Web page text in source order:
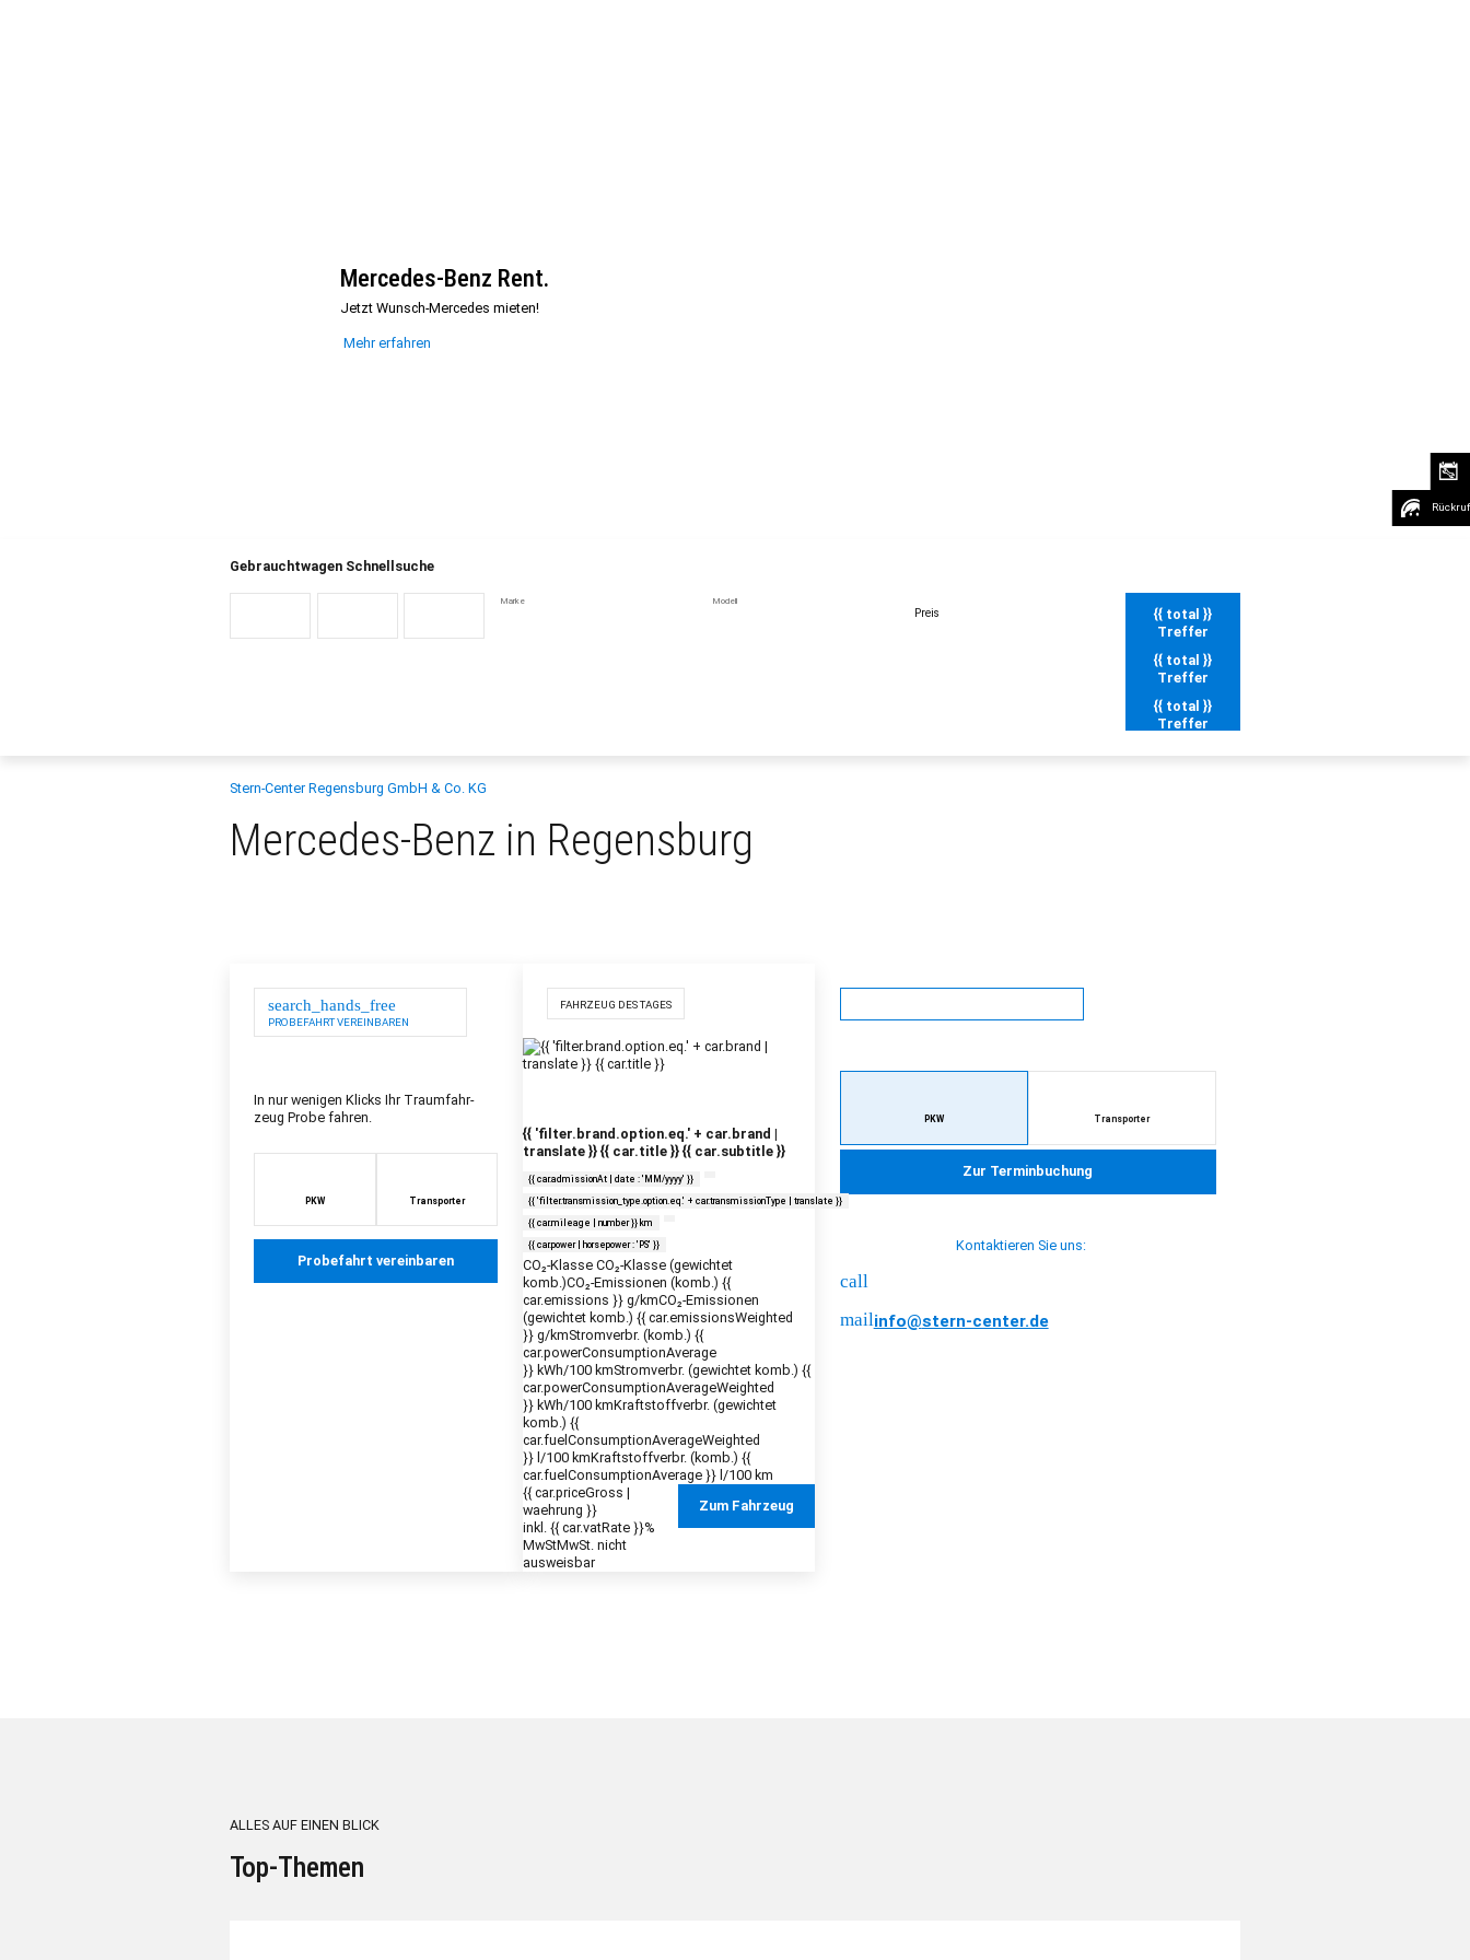
Mercedes-Benz Rent.
Jetzt Wunsch-Mercedes mieten!
Mehr erfahren
Gebrauchtwagen Schnellsuche
Marke Modell
Preis
{{ total }}
Treffer
{{ total }}
Treffer
{{ total }}
Treffer
Stern-Center Regensburg GmbH & Co. KG
Mercedes-Benz in Regensburg
search_hands_free
PROBEFAHRT VEREINBAREN
In nur wenigen Klicks Ihr Traum­fahr­
zeug Probe fahren.
PKW Transporter
Probefahrt vereinbaren
FAHRZEUG DES TAGES
{{ 'filter.brand.option.eq.' + car.brand |
translate }} {{ car.title }} {{ car.subtitle }}
{{ car.admissionAt | date : 'MM/yyyy' }}
{{ 'filter.transmission_type.option.eq.' + car.transmissionType | translate }}
{{ car.mileage | number }} km
{{ car.power | horsepower : 'PS' }}
CO₂-KlasseCO₂-Klasse (gewichtet
komb.)CO₂-Emissionen (komb.) {{
car.emissions }} g/kmCO₂-Emissionen
(gewichtet komb.) {{ car.emissionsWeighted
}} g/kmStromverbr. (komb.) {{
car.powerConsumptionAverage
}} kWh/100 kmStromverbr. (gewichtet komb.) {{
car.powerConsumptionAverageWeighted
}} kWh/100 kmKraftstoffverbr. (gewichtet
komb.) {{
car.fuelConsumptionAverageWeighted
}} l/100 kmKraftstoffverbr. (komb.) {{
car.fuelConsumptionAverage }} l/100 km
{{ car.priceGross |
waehrung }}
inkl. {{ car.vatRate }}%
MwStMwSt. nicht
ausweisbar
Zum Fahrzeug
PKW Transporter
Zur Terminbuchung
Kontaktieren Sie uns:
call0941 / 7843 - 0
mailinfo@stern-center.de
ALLES AUF EINEN BLICK
Top-Themen